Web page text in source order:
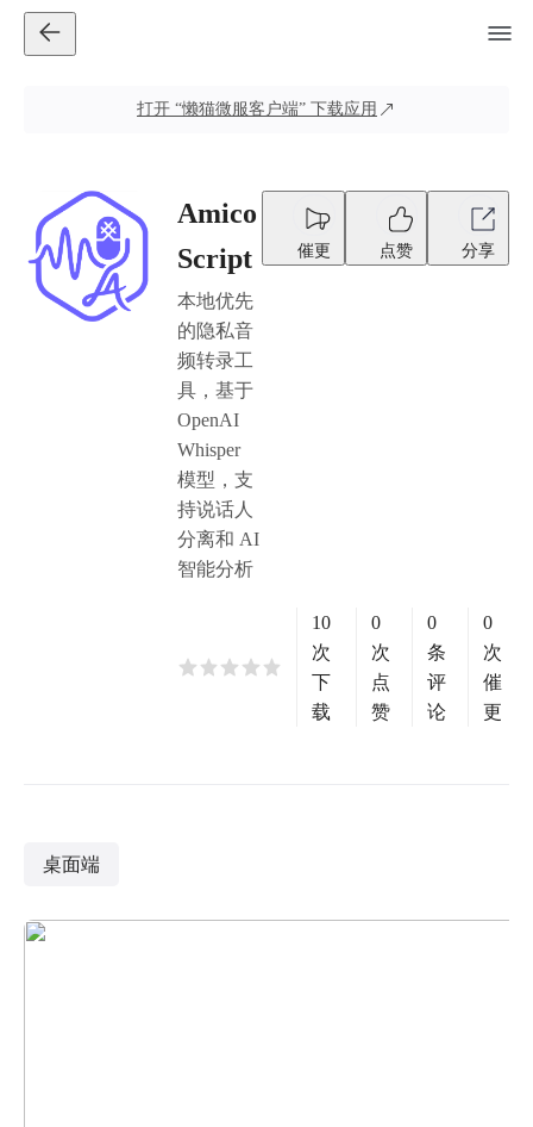
打开 “懒猫微服客户端” 下载应用
Amico
Script
本地优先
的隐私音
频转录工
具，基于
OpenAI
Whisper
模型，支
持说话人
分离和 AI
智能分析
催更 点赞 分享
10
次
下
载
0
次
点
赞
0
条
评
论
0
次
催
更
桌面端